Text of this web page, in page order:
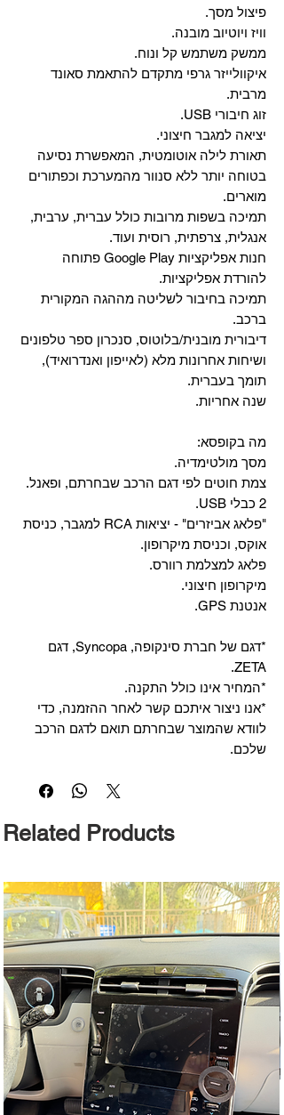
פיצול מסך.
וויז ויוטיוב מובנה.
ממשק משתמש קל ונוח.
איקוולייזר גרפי מתקדם להתאמת סאונד
מרבית.
זוג חיבורי USB.
יציאה למגבר חיצוני.
תאורת לילה אוטומטית, המאפשרת נסיעה
בטוחה יותר ללא סנוור מהמערכת וכפתורים
מוארים.
תמיכה בשפות מרובות כולל עברית, ערבית,
אנגלית, צרפתית, רוסית ועוד.
‏חנות אפליקציות Google Play פתוחה
להורדת אפליקציות.
‏תמיכה בחיבור לשליטה מההגה המקורית
ברכב.
‏דיבורית מובנית/בלוטוס, ‏סנכרון ספר טלפונים
ושיחות אחרונות מלא (לאייפון ואנדרואיד),
תומך בעברית.
שנה אחריות.
מה בקופסא:
מסך מולטימדיה.
צמת חוטים לפי דגם הרכב שבחרתם, ופאנל.
2 כבלי USB.
"פלאג אביזרים" - יציאות RCA למגבר, כניסת
אוקס, וכניסת מיקרופון.
פלאג למצלמת רוורס.
מיקרופון חיצוני.
אנטנת GPS.
*דגם של חברת סינקופה, Syncopa, דגם
ZETA.
*המחיר אינו כולל התקנה.
*אנו ניצור איתכם קשר לאחר ההזמנה, כדי
לוודא שהמוצר שבחרתם תואם לדגם הרכב
שלכם.
Related Products